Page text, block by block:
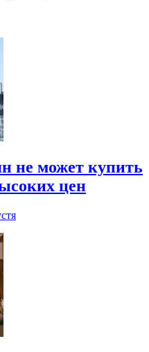
не может купить
цен